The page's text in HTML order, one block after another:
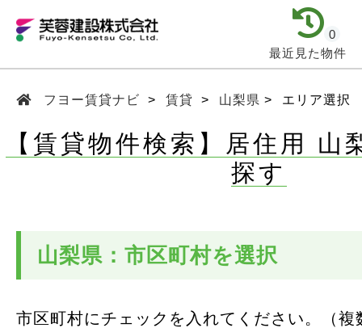
最近見た物件
0
フヨー賃貸ナビ 賃貸 山梨県 エリア選択
【賃貸物件検索】居住用 山
探す
山梨県：市区町村を選択
市区町村にチェックを入れてください。（複